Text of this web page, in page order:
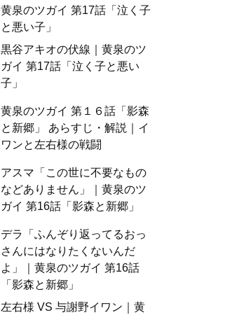
黄泉のツガイ 第17話「泣く子
と悪い子」
黒谷アキオの伏線｜黄泉のツ
ガイ 第17話「泣く子と悪い
子」
黄泉のツガイ 第１６話「影森
と新郷」 あらすじ・解説｜イ
ワンと左右様の戦闘
アスマ「この世に不要なもの
などありません」｜黄泉のツ
ガイ 第16話「影森と新郷」
デラ「ふんぞり返ってるおっ
さんにはなりたくないんだ
よ」｜黄泉のツガイ 第16話
「影森と新郷」
左右様 VS 与謝野イワン｜黄